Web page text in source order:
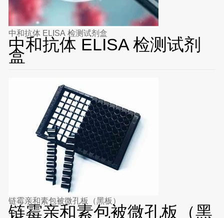
中和抗体 ELISA 检测试剂盒
中和抗体 ELISA 检测试剂
盒
链霉亲和素包被微孔板（黑板）
链霉亲和素包被微孔板（黑